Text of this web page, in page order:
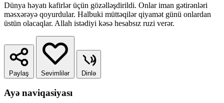
Dünya həyatı kafirlər üçün gözəlləşdirildi. Onlar iman gətirənləri
məsxərəyə qoyurdular. Halbuki müttəqilər qiyamət günü onlardan
üstün olacaqlar. Allah istədiyi kəsə hesabsız ruzi verər.
Paylaş Sevimlilər Dinlə
Ayə naviqasiyası